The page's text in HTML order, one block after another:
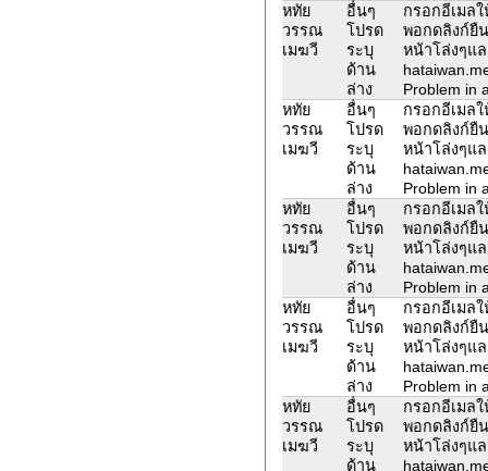
หทัย
วรรณ
เมฆวี
อื่นๆ
โปรด
ระบุ
ด้าน
ล่าง
กรอกอีเมล
พอกดลิงก์ยื
หน้าโล่งๆแ
Problem in
หทัย
วรรณ
เมฆวี
อื่นๆ
โปรด
ระบุ
ด้าน
ล่าง
กรอกอีเมล
พอกดลิงก์ยื
หน้าโล่งๆแ
Problem in
หทัย
วรรณ
เมฆวี
อื่นๆ
โปรด
ระบุ
ด้าน
ล่าง
กรอกอีเมล
พอกดลิงก์ยื
หน้าโล่งๆแ
Problem in
หทัย
วรรณ
เมฆวี
อื่นๆ
โปรด
ระบุ
ด้าน
ล่าง
กรอกอีเมล
พอกดลิงก์ยื
หน้าโล่งๆแ
Problem in
หทัย
วรรณ
เมฆวี
อื่นๆ
โปรด
ระบุ
ด้าน
กรอกอีเมล
พอกดลิงก์ยื
หน้าโล่งๆแ